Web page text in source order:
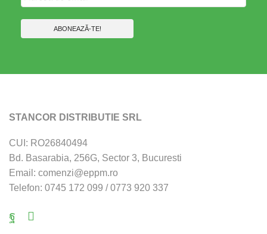
STANCOR DISTRIBUTIE SRL
CUI: RO26840494
Bd. Basarabia, 256G, Sector 3, Bucuresti
Email: comenzi@eppm.ro
Telefon: 0745 172 099 / 0773 920 337
Facebook